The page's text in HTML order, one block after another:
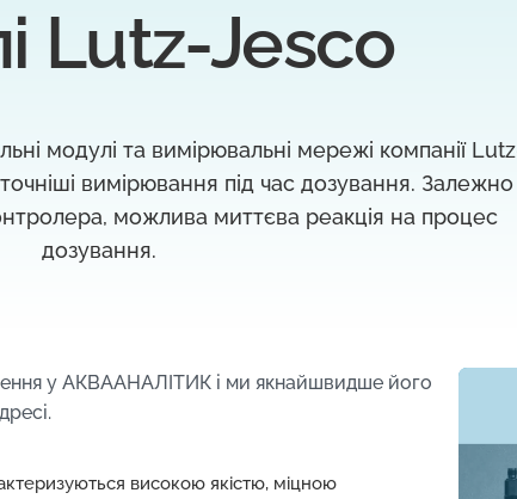
Lutz-Jesco
модулі та вимірювальні мережі компанії
вимірювання під час дозування. Залежно
можлива миттєва реакція на процес
дозування.
у АКВААНАЛІТИК і ми якнайшвидше його
високою якістю, міцною